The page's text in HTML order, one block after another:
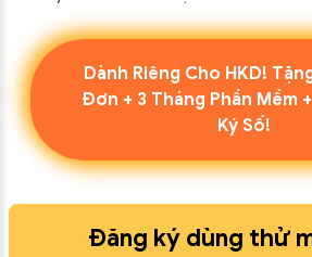
Dành Riêng Cho HKD!
Đơn + 3 Tháng Phần Mềm
Ký Số!
Đăng ký dùng thử